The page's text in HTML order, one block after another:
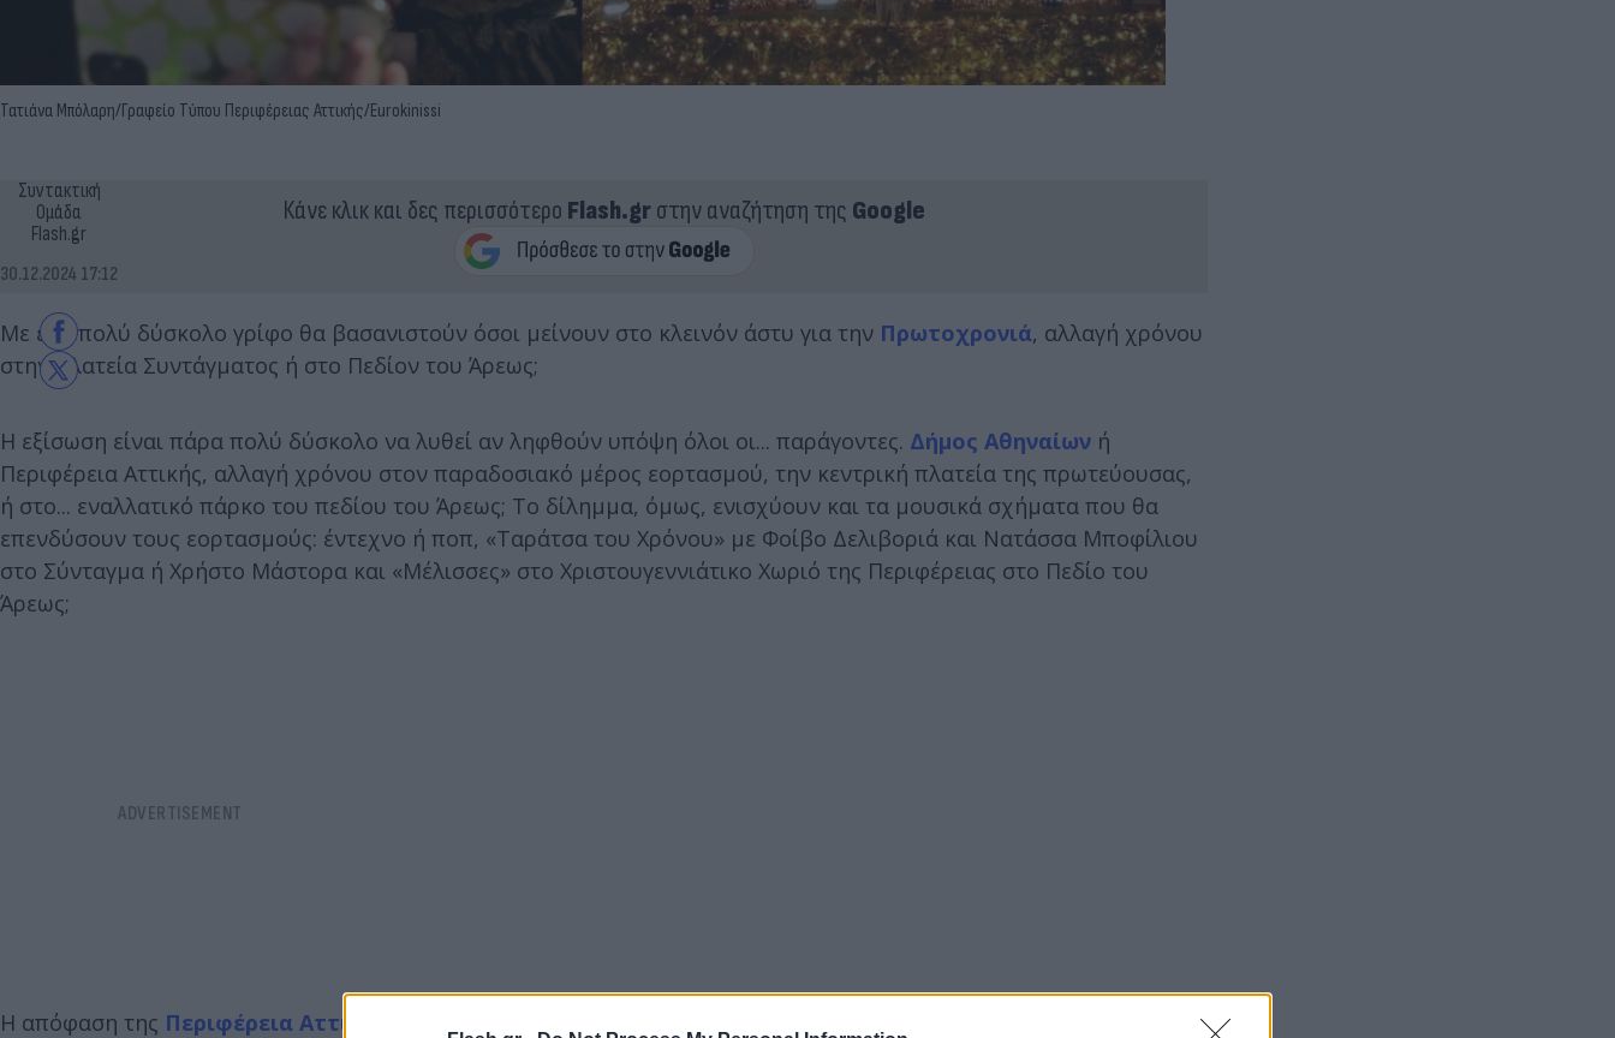
Τατιάνα Μπόλαρη/Γραφείο Τύπου Περιφέρειας Αττικής/Eurokinissi
Συντακτική
Ομάδα
Flash.gr
30.12.2024 17:12
Κάνε κλικ και δες περισσότερο Flash.grστην αναζήτηση της Google
Με ένα πολύ δύσκολο γρίφο θα βασανιστούν όσοι μείνουν στο κλεινόν άστυ για την Πρωτοχρονιά, αλλαγή χρόνου
στην πλατεία Συντάγματος ή στο Πεδίον του Άρεως;
Η εξίσωση είναι πάρα πολύ δύσκολο να λυθεί αν ληφθούν υπόψη όλοι οι... παράγοντες. Δήμος Αθηναίων ή
Περιφέρεια Αττικής, αλλαγή χρόνου στον παραδοσιακό μέρος εορτασμού, την κεντρική πλατεία της πρωτεύουσας,
ή στο... εναλλατικό πάρκο του πεδίου του Άρεως; Το δίλημμα, όμως, ενισχύουν και τα μουσικά σχήματα που θα
επενδύσουν τους εορτασμούς: έντεχνο ή ποπ, «Ταράτσα του Χρόνου» με Φοίβο Δελιβοριά και Νατάσσα Μποφίλιου
στο Σύνταγμα ή Χρήστο Μάστορα και «Μέλισσες» στο Χριστουγεννιάτικο Χωριό της Περιφέρειας στο Πεδίο του
Άρεως;
Η απόφαση της Περιφέρεια Αττικής